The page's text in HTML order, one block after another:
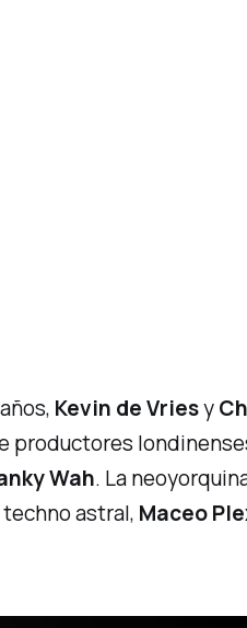
Kevin de Vriesy
productores
Wah. La
astral, Maceo